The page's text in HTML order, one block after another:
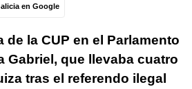
en Google
de la CUP en el Parlamento
Gabriel, que llevaba cuatro
tras el referendo ilegal